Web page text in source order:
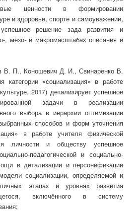
ценности в формировании
и здоровье, спорте и самоуважении,
решение зада развития и
, мезо- и макромасштабах описания и
В. П., Коношевич Д. И., Свинаренко В.
категории «социализация» в работе
2017) детализирует успешное
задачи в реализации
выбора в иерархии оптимизации
способов и форм уточнения
в работе учителя физической
личности и обществу успешное
педагогической и социально-
в детализации и персонификации
социализации, определяемой и
этапах и уровнях развития
включённого в систему